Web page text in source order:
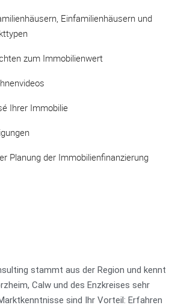
Einfamilienhäusern und
zum Immobilienwert
Ihrer Immobilie
Planung der Immobilienfinanzierung
stammt aus der Region und kennt
Calw und des Enzkreises sehr
sind Ihr Vorteil: Erfahren